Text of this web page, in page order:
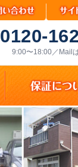
0120-
9:00〜18:00／Mail